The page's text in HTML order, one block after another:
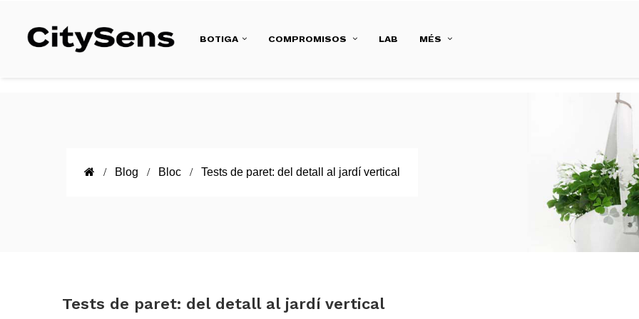
BOTIGA COMPROMISOS LAB MÉS
Blog Bloc Tests de paret: del detall al jardí vertical
Tests de paret: del detall al jardí vertical